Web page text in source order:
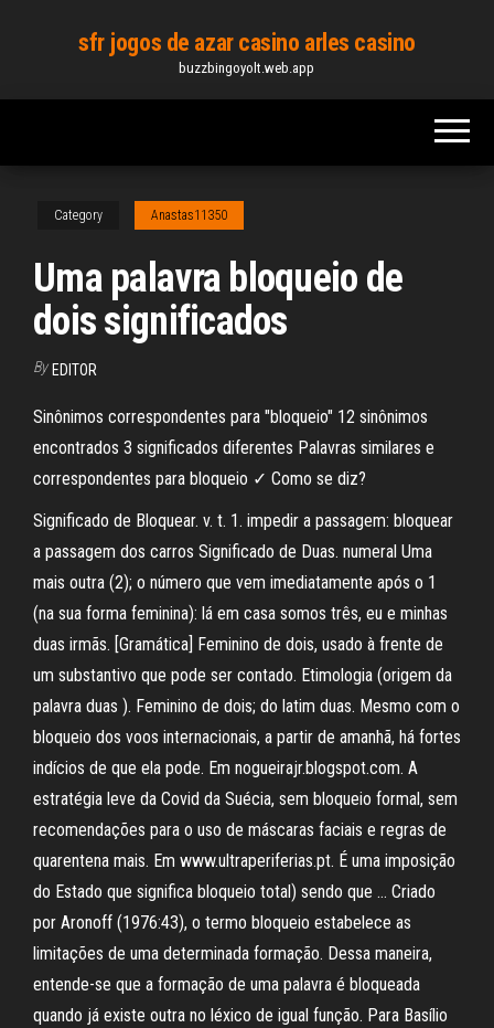
content
sfr jogos de azar casino arles casino
buzzbingoyolt.web.app
Category Anastas11350
Uma palavra bloqueio de
dois significados
By EDITOR
Sinônimos correspondentes para "bloqueio" 12 sinônimos
encontrados 3 significados diferentes Palavras similares e
correspondentes para bloqueio ✓ Como se diz?
Significado de Bloquear. v. t. 1. impedir a passagem: bloquear
a passagem dos carros Significado de Duas. numeral Uma
mais outra (2); o número que vem imediatamente após o 1
(na sua forma feminina): lá em casa somos três, eu e minhas
duas irmãs. [Gramática] Feminino de dois, usado à frente de
um substantivo que pode ser contado. Etimologia (origem da
palavra duas ). Feminino de dois; do latim duas. Mesmo com o
bloqueio dos voos internacionais, a partir de amanhã, há fortes
indícios de que ela pode. Em nogueirajr.blogspot.com. A
estratégia leve da Covid da Suécia, sem bloqueio formal, sem
recomendações para o uso de máscaras faciais e regras de
quarentena mais. Em www.ultraperiferias.pt. É uma imposição
do Estado que significa bloqueio total) sendo que … Criado
por Aronoff (1976:43), o termo bloqueio estabelece as
limitações de uma determinada formação. Dessa maneira,
entende-se que a formação de uma palavra é bloqueada
quando já existe outra no léxico de igual função. Para Basílio